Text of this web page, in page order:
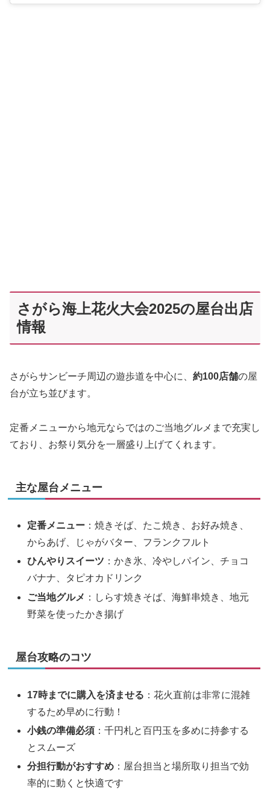
さがら海上花火大会2025の屋台出店
情報
さがらサンビーチ周辺の遊歩道を中心に、 約100店舗の屋
台が立ち並びます。
定番メニューから地元ならではのご当地グルメまで充実し
ており、お祭り気分を一層盛り上げてくれます。
主な屋台メニュー
定番メニュー ：焼きそば、たこ焼き、お好み焼き、
からあげ、じゃがバター、フランクフルト
ひんやりスイーツ ：かき氷、冷やしパイン、チョコ
バナナ、タピオカドリンク
ご当地グルメ ：しらす焼きそば、海鮮串焼き、地元
野菜を使ったかき揚げ
屋台攻略のコツ
17時までに購入を済ませる ：花火直前は非常に混雑
するため早めに行動！
小銭の準備必須 ：千円札と百円玉を多めに持参する
とスムーズ
分担行動がおすすめ ：屋台担当と場所取り担当で効
率的に動くと快適です